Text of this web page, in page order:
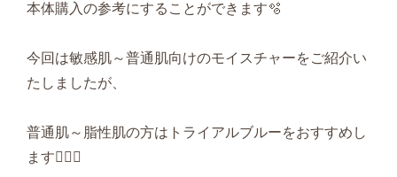
本体購入の参考にすることができます🫧
今回は敏感肌～普通肌向けのモイスチャーをご紹介い
たしましたが、
普通肌～脂性肌の方はトライアルブルーをおすすめし
ます🙆🏻‍♀️